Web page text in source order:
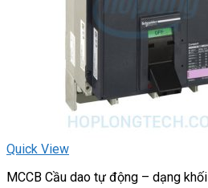
Quick View
MCCB Cầu dao tự động – dạng khối